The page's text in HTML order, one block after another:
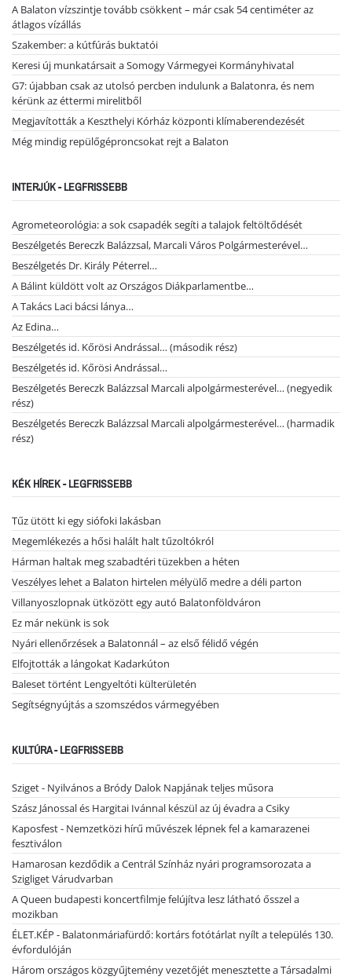
A Balaton vízszintje tovább csökkent – már csak 54 centiméter az
átlagos vízállás
Szakember: a kútfúrás buktatói
Keresi új munkatársait a Somogy Vármegyei Kormányhivatal
G7: újabban csak az utolsó percben indulunk a Balatonra, és nem
kérünk az éttermi mirelitből
Megjavították a Keszthelyi Kórház központi klímaberendezését
Még mindig repülőgéproncsokat rejt a Balaton
INTERJÚK - LEGFRISSEBB
Agrometeorológia: a sok csapadék segíti a talajok feltöltődését
Beszélgetés Bereczk Balázzsal, Marcali Város Polgármesterével…
Beszélgetés Dr. Király Péterrel…
A Bálint küldött volt az Országos Diákparlamentbe…
A Takács Laci bácsi lánya…
Az Edina…
Beszélgetés id. Kőrösi Andrással… (második rész)
Beszélgetés id. Kőrösi Andrással…
Beszélgetés Bereczk Balázzsal Marcali alpolgármesterével… (negyedik
rész)
Beszélgetés Bereczk Balázzsal Marcali alpolgármesterével… (harmadik
rész)
KÉK HÍREK - LEGFRISSEBB
Tűz ütött ki egy siófoki lakásban
Megemlékezés a hősi halált halt tűzoltókról
Hárman haltak meg szabadtéri tüzekben a héten
Veszélyes lehet a Balaton hirtelen mélyülő medre a déli parton
Villanyoszlopnak ütközött egy autó Balatonföldváron
Ez már nekünk is sok
Nyári ellenőrzések a Balatonnál – az első félidő végén
Elfojtották a lángokat Kadarkúton
Baleset történt Lengyeltóti külterületén
Segítségnyújtás a szomszédos vármegyében
KULTÚRA - LEGFRISSEBB
Sziget - Nyilvános a Bródy Dalok Napjának teljes műsora
Szász Jánossal és Hargitai Ivánnal készül az új évadra a Csiky
Kaposfest - Nemzetközi hírű művészek lépnek fel a kamarazenei
fesztiválon
Hamarosan kezdődik a Centrál Színház nyári programsorozata a
Szigliget Várudvarban
A Queen budapesti koncertfilmje felújítva lesz látható ősszel a
mozikban
ÉLET.KÉP - Balatonmáriafürdő: kortárs fotótárlat nyílt a település 130.
évfordulóján
Három országos közgyűjtemény vezetőjét menesztette a Társadalmi